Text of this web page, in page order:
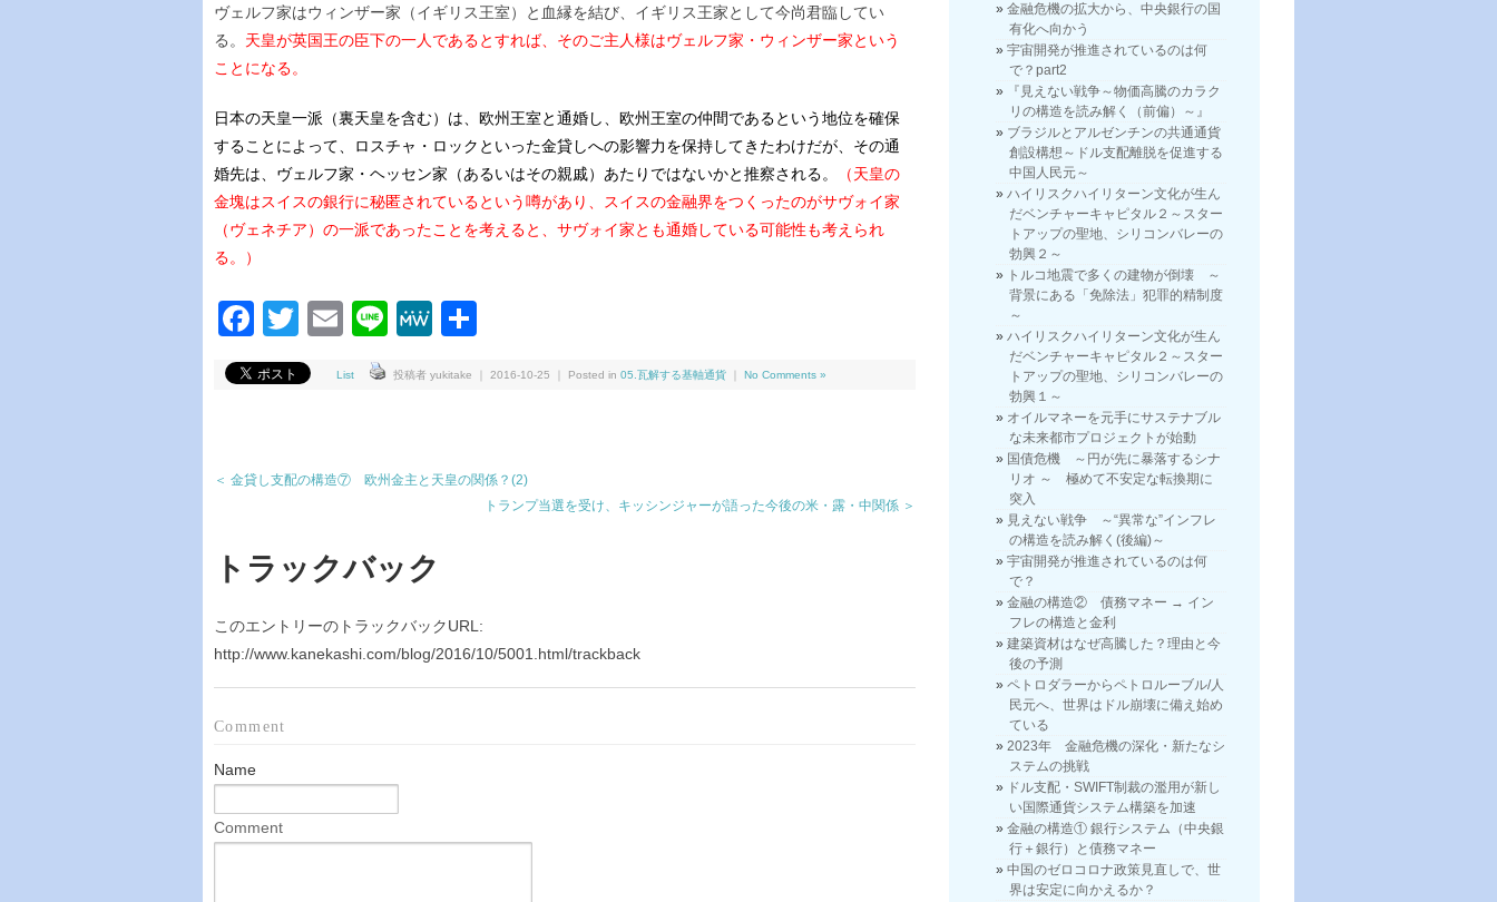
ヴェルフ家はウィンザー家（イギリス王室）と血縁を結び、イギリス王家として今尚君臨してい
る。 天皇が英国王の臣下の一人であるとすれば、そのご主人様はヴェルフ家・ウィンザー家という
ことになる。
日本の天皇一派（裏天皇を含む）は、欧州王室と通婚し、欧州王室の仲間であるという地位を確保
することによって、ロスチャ・ロックといった金貸しへの影響力を保持してきたわけだが、その通
婚先は、ヴェルフ家・ヘッセン家（あるいはその親戚）あたりではないかと推察される。
（天皇の
金塊はスイスの銀行に秘匿されているという噂があり、スイスの金融界をつくったのがサヴォイ家
（ヴェネチア）の一派であったことを考えると、サヴォイ家とも通婚している可能性も考えられ
る。）
Facebook
Twitter
EmailLineMeWe
List 投稿者 yukitake ｜ 2016-10-25 ｜ Posted in 05.瓦解する基軸通貨 No Comments »
＜ 金貸し支配の構造⑦ 欧州金主と天皇の関係？(2)
トランプ当選を受け、キッシンジャーが語った今後の米・露・中関係 ＞
トラックバック
このエントリーのトラックバックURL:
http://www.kanekashi.com/blog/2016/10/5001.html/trackback
Comment
Name
Comment
金融危機の拡大から、中央銀行の国
有化へ向かう
宇宙開発が推進されているのは何
で？part2
『見えない戦争～物価高騰のカラク
リの構造を読み解く（前偏）～』
ブラジルとアルゼンチンの共通通貨
創設構想～ドル支配離脱を促進する
中国人民元～
ハイリスクハイリターン文化が生ん
だベンチャーキャピタル２～スター
トアップの聖地、シリコンバレーの
勃興２～
トルコ地震で多くの建物が倒壊 ～
背景にある「免除法」犯罪的精制度
～
ハイリスクハイリターン文化が生ん
だベンチャーキャピタル２～スター
トアップの聖地、シリコンバレーの
勃興１～
オイルマネーを元手にサステナブル
な未来都市プロジェクトが始動
国債危機 ～円が先に暴落するシナ
リオ ～ 極めて不安定な転換期に
突入
見えない戦争 ～“異常な”インフレ
の構造を読み解く(後編)～
宇宙開発が推進されているのは何
で？
金融の構造② 債務マネー → イン
フレの構造と金利
建築資材はなぜ高騰した？理由と今
後の予測
ペトロダラーからペトロルーブル/人
民元へ、世界はドル崩壊に備え始め
ている
2023年 金融危機の深化・新たなシ
ステムの挑戦
ドル支配・SWIFT制裁の濫用が新し
い国際通貨システム構築を加速
金融の構造① 銀行システム（中央銀
行＋銀行）と債務マネー
中国のゼロコロナ政策見直しで、世
界は安定に向かえるか？